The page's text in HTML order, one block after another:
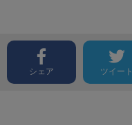
シェア ツイート